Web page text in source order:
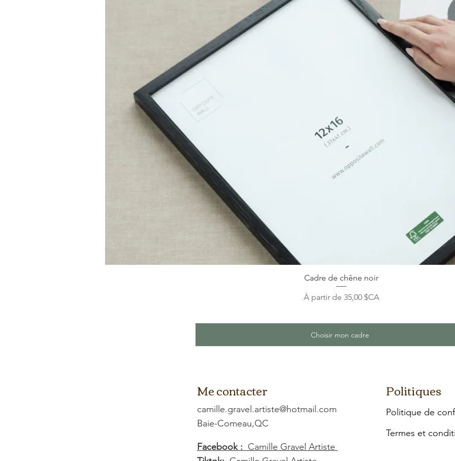
Cadre de chêne noir
À partir de 35,00 $CA
Prix promotionnel
Choisir mon cadre
Me contacter Politiques
camille.gravel.artiste@hotmail.com
Baie-Comeau,QC
Politique de
Termes et
Facebook : Camille Gravel Artiste